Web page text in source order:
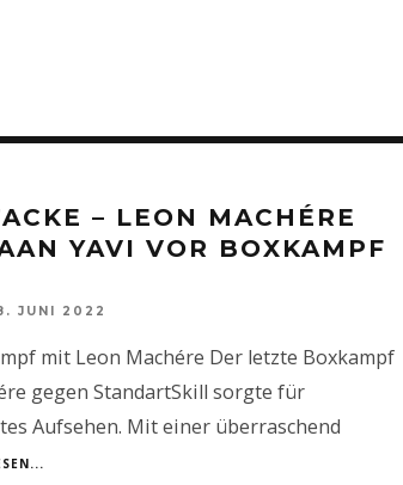
– LEON MACHÉRE G
YAVI VOR BOXKAMPF A
JUNI 2022
mit Leon Machére Der letzte Boxkampf
gegen StandartSkill sorgte für
Aufsehen. Mit einer überraschend